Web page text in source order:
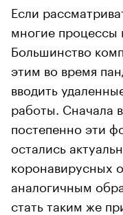
Если
многие процессы
Большинство
этим во время
вводить
работы. Сначала
постепенно эти
остались
коронавирусных
аналогичным
стать таким же